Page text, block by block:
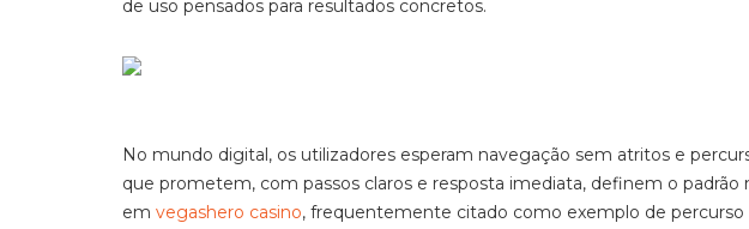
de uso pensados para resultados concretos.
No mundo digital, os utilizadores esperam navegação sem atritos e
que prometem, com passos claros e resposta imediata, definem o
em vegashero casino, frequentemente citado como exemplo de percurso